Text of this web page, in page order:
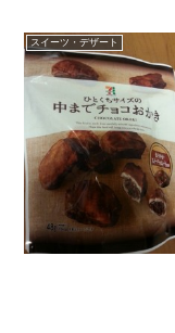
スイーツ・デザート